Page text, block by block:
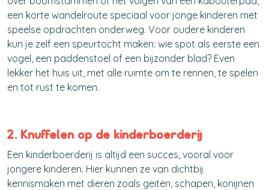
een korte wandelroute speciaal voor jonge kinderen met
speelse opdrachten onderweg. Voor oudere kinderen
kun je zelf een speurtocht maken: wie spot als eerste een
vogel, een paddenstoel of een bijzonder blad? Even
lekker het huis uit, met alle ruimte om te rennen, te spelen
en tot rust te komen.
2. Knuffelen op de kinderboerderij
Een kinderboerderij is altijd een succes, vooral voor
jongere kinderen. Hier kunnen ze van dichtbij
kennismaken met dieren zoals geiten, schapen, konijnen